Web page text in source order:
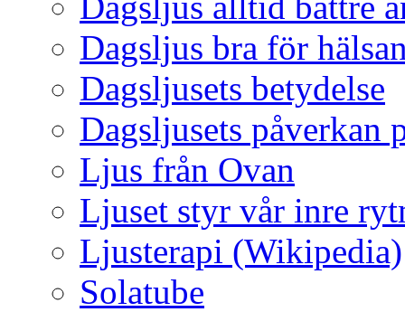
Dagsljus bra för
Dagsljusets betydelse
Dagsljusets påverkan
Ljus från Ovan
Ljuset styr vår inre
Ljusterapi (Wikipedia)
Solatube